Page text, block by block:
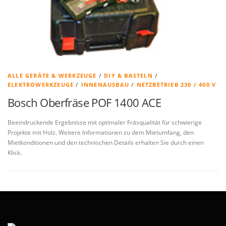
ALLE GERÄTE & WERKZEUGE / DIY & BASTELN /
ELEKTROWERKZEUGE / INNENAUSBAU / NETZBETRIEB 230 / 400 V
Bosch Oberfräse POF 1400 ACE
Beeindruckende Ergebnisse mit optimaler Fräsqualität für schwierige
Projekte mit Holz. Weitere Informationen zu dem Mietumfang, den
Mietkonditionen und den technischen Details erhalten Sie durch einen
Klick.